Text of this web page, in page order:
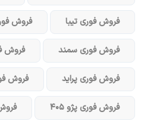
فروش فوری تیبا فروش
فروش فوری سمند فروش
فروش فوری پراید فروش
فروش فوری پژو ۴۰۵ فروش